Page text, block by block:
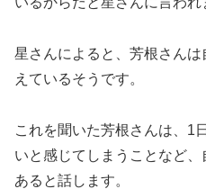
星さんによると、芳根さん
えているそうです。
これを聞いた芳根さんは、1
いと感じてしまうことなど
あると話します。